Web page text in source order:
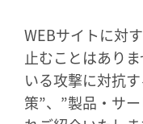
WEBサイトに対
止むことはあり
いる攻撃に対抗
策”、”製品・サ